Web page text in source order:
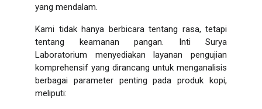
yang mendalam.
Kami tidak hanya berbicara tentang rasa, tetapi
tentang keamanan pangan. Inti Surya
Laboratorium menyediakan layanan pengujian
komprehensif yang dirancang untuk menganalisis
berbagai parameter penting pada produk kopi,
meliputi: